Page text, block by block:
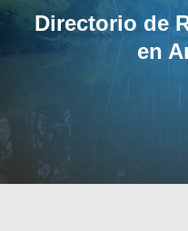
Directorio de
en